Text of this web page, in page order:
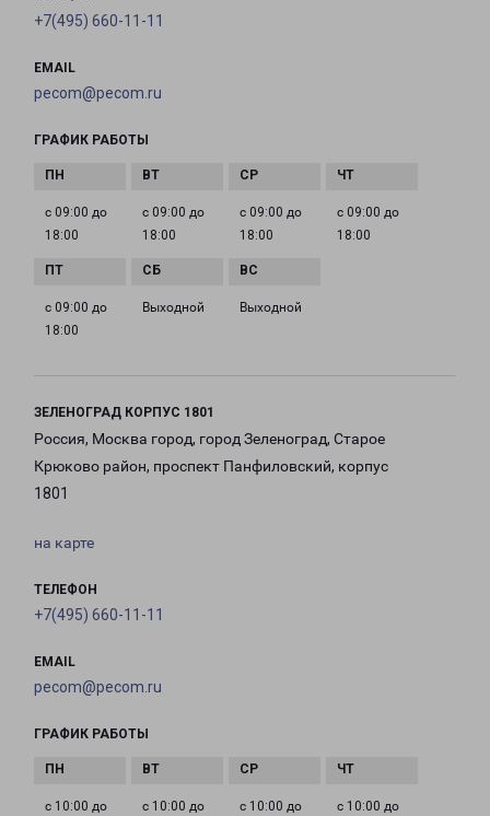
+7(495) 660-11-11
EMAIL
pecom@pecom.ru
ГРАФИК РАБОТЫ
с 09:00 до
18:00
с 09:00 до
18:00
с 09:00 до
18:00
с 09:00 до
18:00
с 09:00 до
18:00
Выходной Выходной
ЗЕЛЕНОГРАД КОРПУС 1801
Россия, Москва город, город Зеленоград, Старое
Крюково район, проспект Панфиловский, корпус
1801
на карте
ТЕЛЕФОН
+7(495) 660-11-11
EMAIL
pecom@pecom.ru
ГРАФИК РАБОТЫ
с 10:00 до
с 10:00 до
с 10:00 до
с 10:00 до